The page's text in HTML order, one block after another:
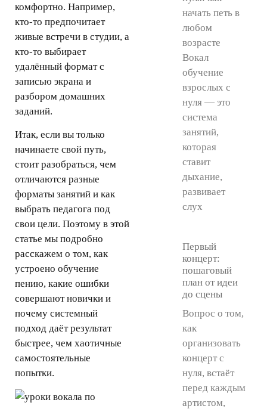
комфортно. Например,
кто-то предпочитает
живые встречи в студии, а
кто-то выбирает
удалённый формат с
записью экрана и
разбором домашних
заданий.
Итак, если вы только
начинаете свой путь,
стоит разобраться, чем
отличаются разные
форматы занятий и как
выбрать педагога под
свои цели. Поэтому в этой
статье мы подробно
расскажем о том, как
устроено обучение
пению, какие ошибки
совершают новички и
почему системный
подход даёт результат
быстрее, чем хаотичные
самостоятельные
попытки.
начать петь в
любом
возрасте
Вокал
обучение
взрослых с
нуля — это
система
занятий,
которая
ставит
дыхание,
развивает
слух
Первый
концерт:
пошаговый
план от идеи
до сцены
Вопрос о том,
как
организовать
концерт с
нуля, встаёт
перед каждым
артистом,